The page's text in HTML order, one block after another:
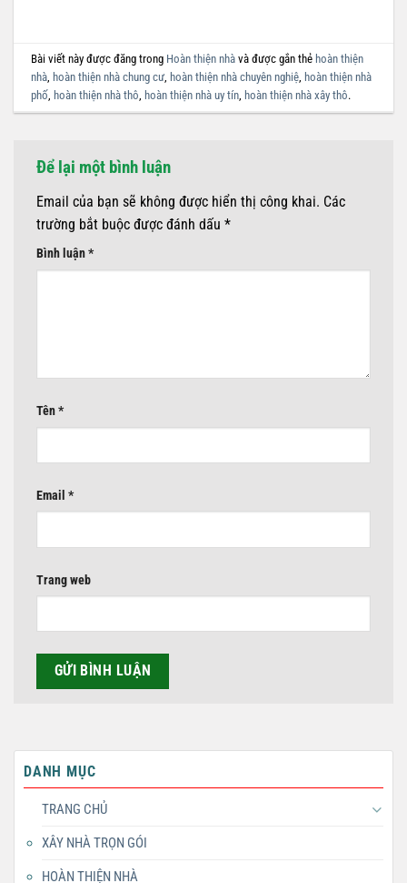
Bài viết này được đăng trong Hoàn thiện nhà và được gắn thẻ hoàn thiện
nhà hoàn thiện nhà chung cư hoàn thiện nhà chuyên nghiệ hoàn thiện nhà
phố hoàn thiện nhà thô hoàn thiện nhà uy tín hoàn thiện nhà xây thô.
Để lại một bình luận
Email của bạn sẽ không được hiển thị công khai. Các
trường bắt buộc được đánh dấu *
Bình luận*
Tên*
Email *
Trang web
DANH MỤC
TRANG CHỦ
XÂY NHÀ TRỌN GÓI
HOÀN THIỆN NHÀ